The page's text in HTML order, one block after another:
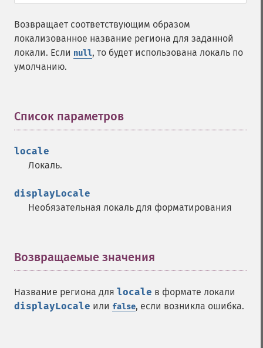
Возвращает соответствующим образом
локализованное название региона для заданной
локали. Если null, то будет использована локаль по
умолчанию.
Список параметров
locale
Локаль.
displayLocale
Необязательная локаль для форматирования
Возвращаемые значения
Название региона для locale в формате локали
displayLocale или false, если возникла ошибка.